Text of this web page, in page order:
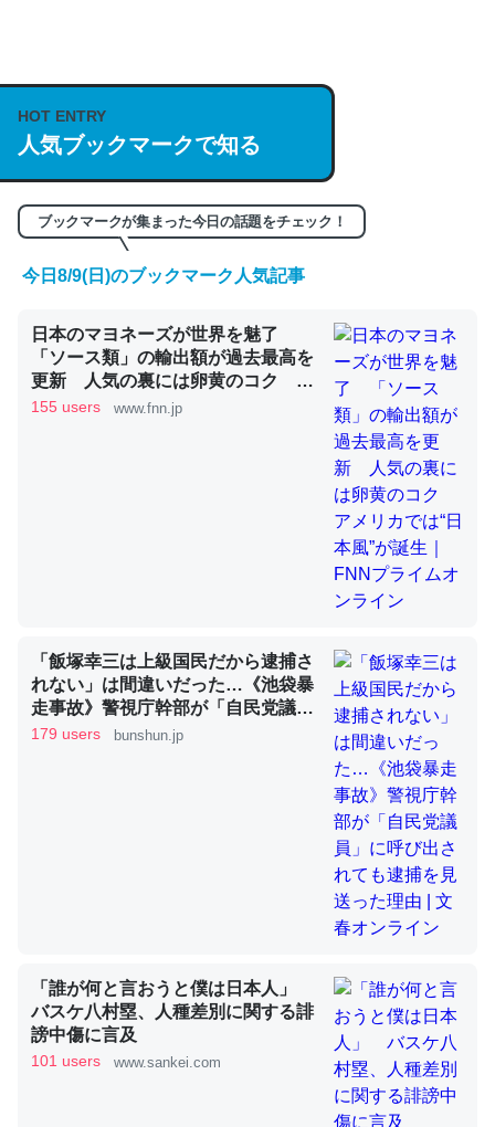
説してる記事が少ないので貴重な良記事。/続編来た
https://isobe324649.hatenablog.com/entry/2023/03/27
/064121
─GPTの仕組みと限界についての考察（１） - conceptualization
くらい。小説でいう「ずっと前の伏線」は回収されないけ
ど、短期記憶というには多い分量。進化すればするほど分
かりやすく強くなりそう
─GPTの仕組みと限界についての考察（１） - conceptualization
昆虫ってカルシウム少ないのか。知らんかった。調べたら
コオロギのカルシウム分はエビの600分の1程度。
論文では「淡水はカルシウムも酸素も不足してて両方に不
利だから両方が拮抗してるのでは」とあって面白い。海に
いる鋏角類（カブトガニ・ウミグモ）はカルシウムを使わ
ずキチンを強化してる筈だが、酵素が違うのか？
─ニュース :: 【研究発表】昆虫学の大問題＝「昆虫はなぜ海にいな
これを元に考えるとカルシウムを大量に使う脊椎動物と貝
類は苦労してるんだな…。腹足類だと殻を無くしてナメク
HOT ENTRY
人気ブックマークで知る
ブックマークが集まった今日の話題をチェック！
今日8/9(日)のブックマーク人気記事
日本のマヨネーズが世界を魅了
「ソース類」の輸出額が過去最高を
更新 人気の裏には卵黄のコク ア
メリカでは“日本風”が誕生｜FNNプ
155 users www.fnn.jp
「飯塚幸三は上級国民だから逮捕さ
れない」は間違いだった…《池袋暴
走事故》警視庁幹部が「自民党議
員」に呼び出されても逮捕を見送っ
179 users bunshun.jp
「誰が何と言おうと僕は日本人」
バスケ八村塁、人種差別に関する誹
謗中傷に言及
101 users www.sankei.com